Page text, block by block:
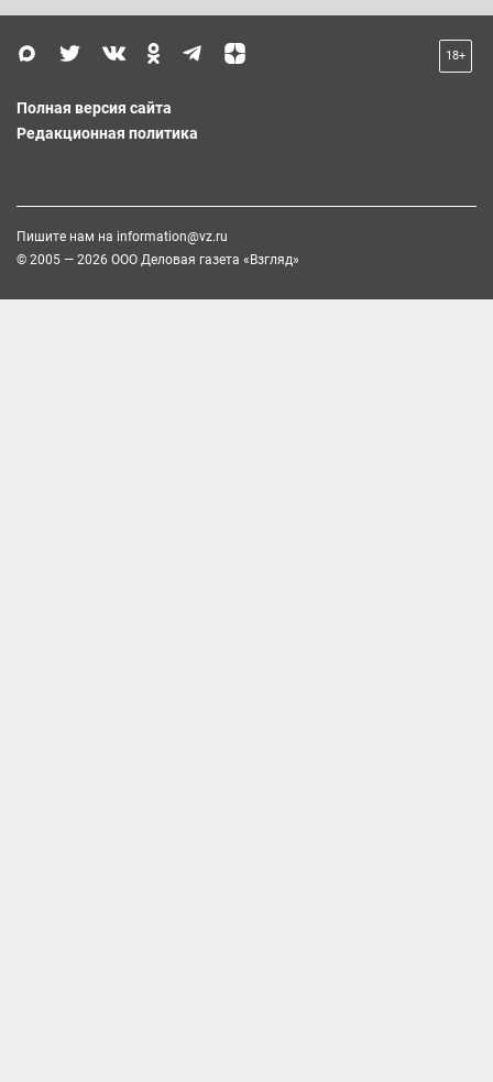
18+
Полная версия сайта
Редакционная политика
Пишите нам на information@vz.ru
© 2005 — 2026 ООО Деловая газета «Взгляд»